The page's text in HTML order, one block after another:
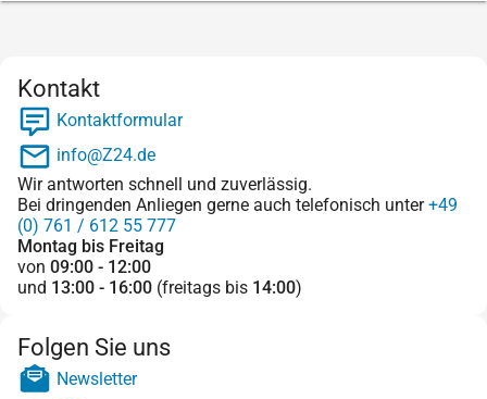
Kontakt
Kontaktformular
info@Z24.de
Wir antworten schnell und zuverlässig.
Bei dringenden Anliegen gerne auch telefonisch unter+49
(0) 761 / 612 55 777
Montag bis Freitag
von 09:00 - 12:00
und 13:00 - 16:00 (freitags bis 14:00)
Folgen Sie uns
Newsletter